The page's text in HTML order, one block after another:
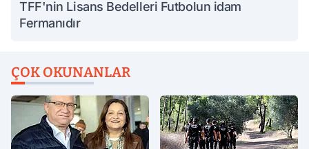
TFF'nin Lisans Bedelleri Futbolun idam
Fermanıdır
ÇOK OKUNANLAR